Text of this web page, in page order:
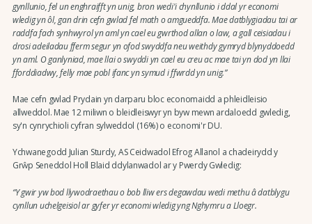
gynllunio, fel un enghraifft yn unig, bron wedi'i chynllunio i ddal yr economi
wledig yn ôl, gan drin cefn gwlad fel math o amgueddfa. Mae datblygiadau tai ar
raddfa fach synhwyrol yn aml yn cael eu gwrthod allan o law, a gall ceisiadau i
drosi adeiladau fferm segur yn ofod swyddfa neu weithdy gymryd blynyddoedd
yn aml. O ganlyniad, mae llai o swyddi yn cael eu creu ac mae tai yn dod yn llai
fforddiadwy, felly mae pobl ifanc yn symud i ffwrdd yn unig.”
Mae cefn gwlad Prydain yn darparu bloc economaidd a phleidleisio
allweddol. Mae 12 miliwn o bleidleiswyr yn byw mewn ardaloedd gwledig,
sy'n cynrychioli cyfran sylweddol (16%) o economi'r DU.
Ychwanegodd Julian Sturdy, AS Ceidwadol Efrog Allanol a chadeirydd y
Grŵp Seneddol Holl Blaid ddylanwadol ar y Pwerdy Gwledig:
“Y gwir yw bod llywodraethau o bob lliw ers degawdau wedi methu â datblygu
cynllun uchelgeisiol ar gyfer yr economi wledig yng Nghymru a Lloegr.